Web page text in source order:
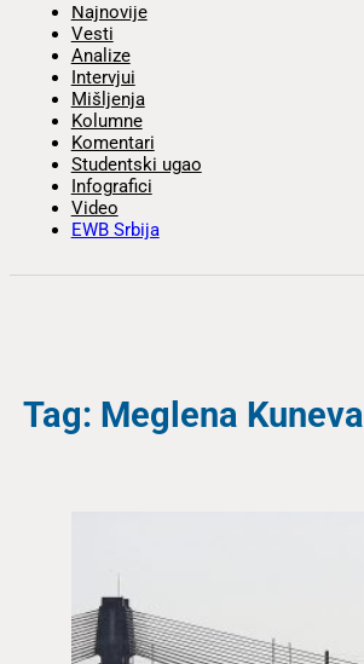
Najnovije
Vesti
Analize
Intervjui
Mišljenja
Kolumne
Komentari
Studentski ugao
Infografici
Video
EWB Srbija
Tag: Meglena Kuneva